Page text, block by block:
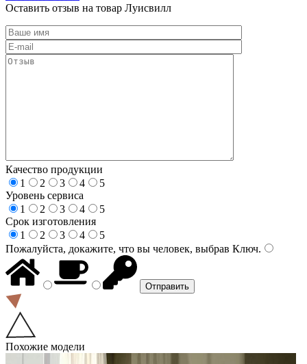
Оставить отзыв на товар Луисвилл
Качество продукции
1
2 3 4
5
Уровень сервиса
1
2 3 4
5
Срок изготовления
1
2 3 4
5
Пожалуйста, докажите, что вы человек, выбрав Ключ.
Похожие модели